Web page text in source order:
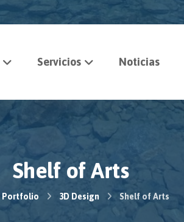
Servicios Noticias
Shelf of Arts
Portfolio 3D Design Shelf of Arts